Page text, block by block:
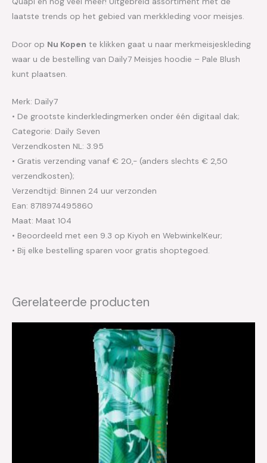
laatste trends op het gebied van merkkleding voor meisjes.
Door op Nu Kopen te klikken gaat u naar merkmeisjeskleding
waar u de bestelling van Daily7 Meisjes hoodie – Pale Blush
kunt plaatsen.
Merk: Daily7
• De grootste kinderkledingmerken onder één digitaal dak;
Categorie: Daily Seven
Verzendkosten NL: 3.95
• Gratis verzending vanaf € 20,- (anders slechts € 2,50
verzendkosten);
Verzendtijd: Binnen 24 uur verzonden
Ean: 8718974495860
Maat: Maat 104
• Beoordeeld met een 9.3 op Kiyoh en WebwinkelKeur;
• Bij elke bestelling sparen voor gratis shoptegoed.
Gerelateerde producten